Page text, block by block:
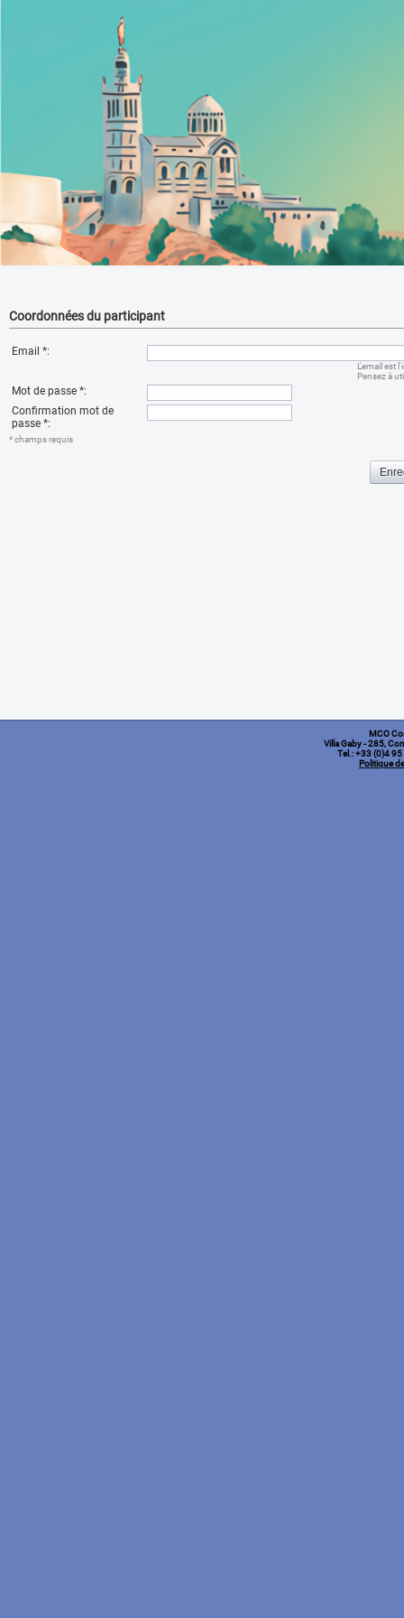
Coordonnées du participant
Email *:
L'email est
Pensez à
Mot de passe *:
Confirmation mot de
passe *:
* champs requis
MCO
Villa Gaby- 285,
Tel.: +33 (0)4
Politique